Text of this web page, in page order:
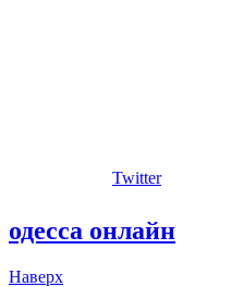
Twitter
одесса онлайн
Наверх